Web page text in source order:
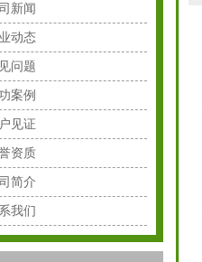
新闻
动态
问题
案例
见证
资质
简介
我们